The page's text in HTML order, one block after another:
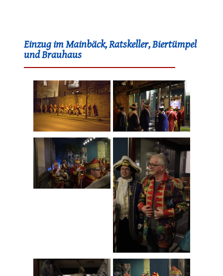
Einzug im Mainbäck, Ratskeller, Biertümpel
und Brauhaus